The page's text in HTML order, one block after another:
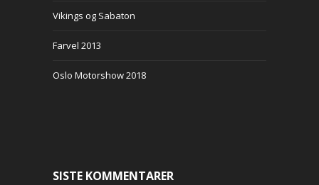
Vikings og Sabaton
Farvel 2013
Oslo Motorshow 2018
SISTE KOMMENTARER